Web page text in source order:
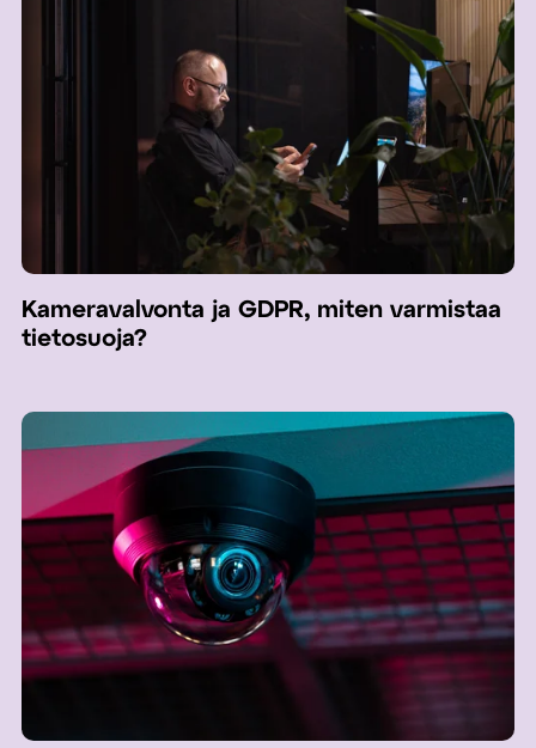
Kameravalvonta ja GDPR, miten varmistaa
tietosuoja?